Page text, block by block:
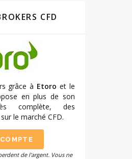
CFD
grâce à Etoro et le
en plus de son
complète, des
le marché CFD.
de l'argent. Vous ne